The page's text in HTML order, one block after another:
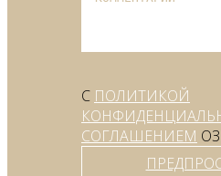
С ПОЛИТИКОЙ
СОГЛАШЕНИЕМ